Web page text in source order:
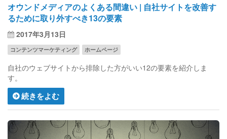
オウンドメディアのよくある間違い | 自社サイトを改善す
るために取り外すべき13の要素
2017年3月13日
コンテンツマーケティング ホームページ
自社のウェブサイトから排除した方がいい12の要素を紹介しま
す。
続きをよむ